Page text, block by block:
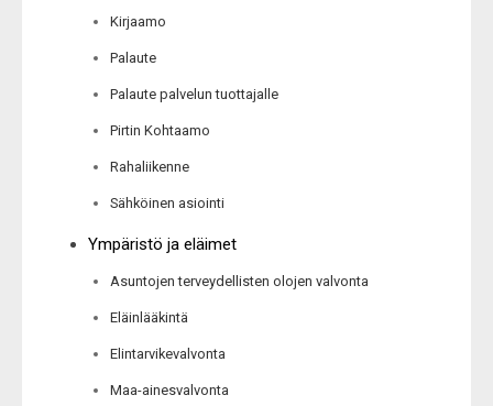
Kirjaamo
Palaute
Palaute palvelun tuottajalle
Pirtin Kohtaamo
Rahaliikenne
Sähköinen asiointi
Ympäristö ja eläimet
Asuntojen terveydellisten olojen valvonta
Eläinlääkintä
Elintarvikevalvonta
Maa-ainesvalvonta